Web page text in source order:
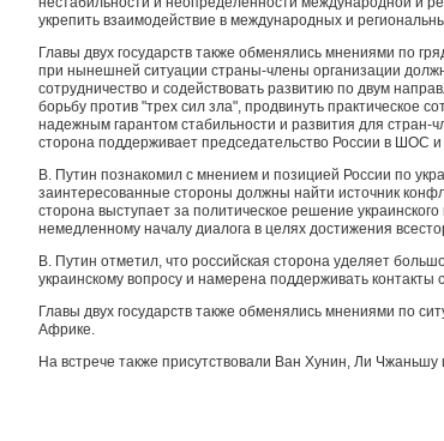
укрепить взаимодействие в международных и
Главы двух государств также обменялись мнениями по
при нынешней ситуации страны-члены организации
сотрудничество и содействовать развитию по двум
борьбу против "трех сил зла", продвинуть практическое
надежным гарантом стабильности и развития для стран-
сторона поддерживает председательство России в ШОС
В. Путин познакомил с мнением и позицией России по
заинтересованные стороны должны найти источник
сторона выступает за политическое решение
немедленному началу диалога в целях достижения
В. Путин отметил, что российская сторона уделяет
украинскому вопросу и намерена поддерживать контакты
Главы двух государств также обменялись мнениями по
Африке.
На встрече также присутствовали Ван Хунин, Ли